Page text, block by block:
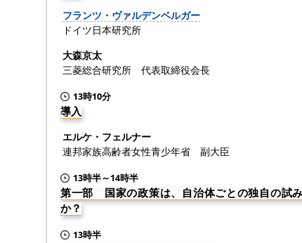
フランツ・ヴァルデンベルガー
ドイツ日本研究所
大森京太
三菱総合研究所 代表取締役会長
13時10分
導入
エルケ・フェルナー
連邦家族高齢者女性青少年省 副大臣
13時半～14時半
第一部 国家の政策は、自治体ごとの独自の試
か？
13時半